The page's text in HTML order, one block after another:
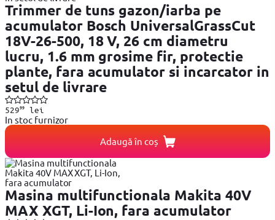
Trimmer de tuns gazon/iarba pe
acumulator Bosch UniversalGrassCut
18V-26-500, 18 V, 26 cm diametru
lucru, 1.6 mm grosime fir, protectie
plante, fara acumulator si incarcator in
setul de livrare
52999lei
In stoc furnizor
Adaugă în coș
Masina multifunctionala Makita 40V
MAX XGT, Li-Ion, fara acumulator